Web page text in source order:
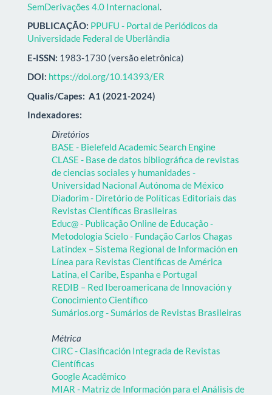
SemDerivações 4.0 Internacional.
PUBLICAÇÃO: PPUFU - Portal de Periódicos da
Universidade Federal de Uberlândia
E-ISSN: 1983-1730 (versão eletrônica)
DOI: https://doi.org/10.14393/ER
Qualis/Capes: A1 (2021-2024)
Indexadores:
Diretórios
BASE - Bielefeld Academic Search Engine
CLASE - Base de datos bibliográfica de revistas
de ciencias sociales y humanidades -
Universidad Nacional Autónoma de México
Diadorim - Diretório de Políticas Editoriais das
Revistas Científicas Brasileiras
Educ@ - Publicação Online de Educação -
Metodologia Scielo - Fundação Carlos Chagas
Latindex – Sistema Regional de Información en
Línea para Revistas Científicas de América
Latina, el Caribe, Espanha e Portugal
REDIB – Red Iberoamericana de Innovación y
Conocimiento Científico
Sumários.org - Sumários de Revistas Brasileiras
Métrica
CIRC - Clasificación Integrada de Revistas
Científicas
Google Acadêmico
MIAR - Matriz de Información para el Análisis de